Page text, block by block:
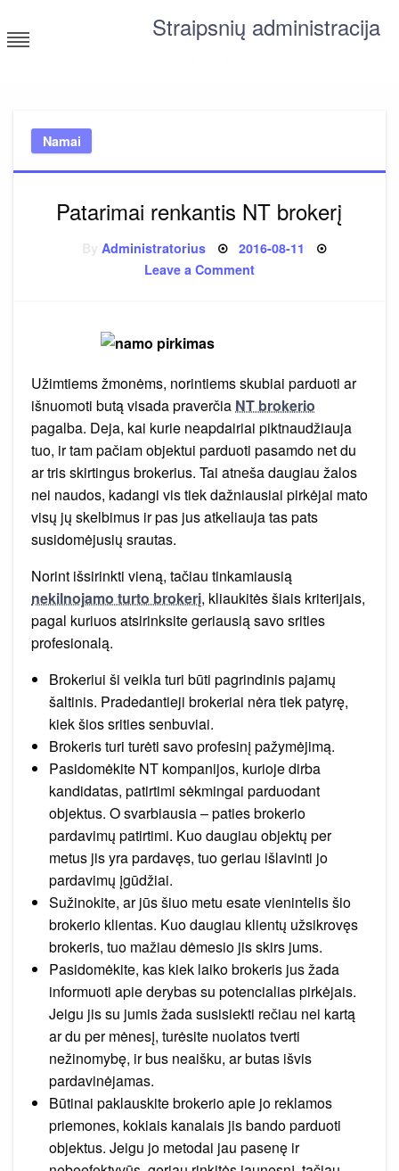
to
content
Straipsnių administracija
Namai
Patarimai renkantis NT brokerį
Administratorius Posted
2016-08-11
Leave a Commenton
Užimtiems žmonėms, norintiems skubiai parduoti ar
išnuomoti butą visada praverčia NT brokerio
pagalba. Deja, kai kurie neapdairiai piktnaudžiauja
tuo, ir tam pačiam objektui parduoti pasamdo net du
ar tris skirtingus brokerius. Tai atneša daugiau žalos
nei naudos, kadangi vis tiek dažniausiai pirkėjai mato
visų jų skelbimus ir pas jus atkeliauja tas pats
susidomėjusių srautas.
Norint išsirinkti vieną, tačiau tinkamiausią
nekilnojamo turto brokerį, kliaukitės šiais kriterijais,
pagal kuriuos atsirinksite geriausią savo srities
profesionalą.
Brokeriui ši veikla turi būti pagrindinis pajamų
šaltinis. Pradedantieji brokeriai nėra tiek patyrę,
kiek šios srities senbuviai.
Brokeris turi turėti savo profesinį pažymėjimą.
Pasidomėkite NT kompanijos, kurioje dirba
kandidatas, patirtimi sėkmingai parduodant
objektus. O svarbiausia – paties brokerio
pardavimų patirtimi. Kuo daugiau objektų per
metus jis yra pardavęs, tuo geriau išlavinti jo
pardavimų įgūdžiai.
Sužinokite, ar jūs šiuo metu esate vienintelis šio
brokerio klientas. Kuo daugiau klientų užsikrovęs
brokeris, tuo mažiau dėmesio jis skirs jums.
Pasidomėkite, kas kiek laiko brokeris jus žada
informuoti apie derybas su potencialias pirkėjais.
Jeigu jis su jumis žada susisiekti rečiau nei kartą
ar du per mėnesį, turėsite nuolatos tverti
nežinomybę, ir bus neaišku, ar butas išvis
pardavinėjamas.
Būtinai paklauskite brokerio apie jo reklamos
priemones, kokiais kanalais jis bando parduoti
objektus. Jeigu jo metodai jau pasenę ir